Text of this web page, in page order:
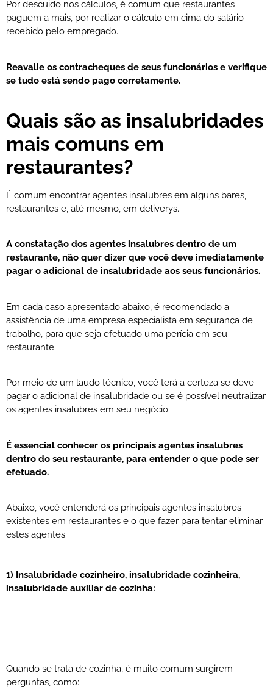
Por descuido nos cálculos, é comum que restaurantes
paguem a mais, por realizar o cálculo em cima do salário
recebido pelo empregado.
Reavalie os contracheques de seus funcionários e verifique
se tudo está sendo pago corretamente.
Quais são as insalubridades
mais comuns em
restaurantes?
É comum encontrar agentes insalubres em alguns bares,
restaurantes e, até mesmo, em deliverys.
A constatação dos agentes insalubres dentro de um
restaurante, não quer dizer que você deve imediatamente
pagar o adicional de insalubridade aos seus funcionários.
Em cada caso apresentado abaixo, é recomendado a
assistência de uma empresa especialista em segurança de
trabalho, para que seja efetuado uma perícia em seu
restaurante.
Por meio de um laudo técnico, você terá a certeza se deve
pagar o adicional de insalubridade ou se é possível neutralizar
os agentes insalubres em seu negócio.
É essencial conhecer os principais agentes insalubres
dentro do seu restaurante, para entender o que pode ser
efetuado.
Abaixo, você entenderá os principais agentes insalubres
existentes em restaurantes e o que fazer para tentar eliminar
estes agentes:
1) Insalubridade cozinheiro, insalubridade cozinheira,
insalubridade auxiliar de cozinha:
Quando se trata de cozinha, é muito comum surgirem
perguntas, como: